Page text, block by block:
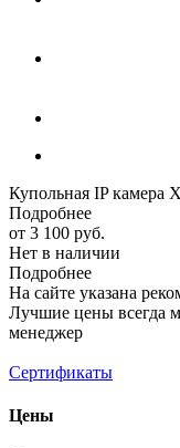
Купольная IP
Подробнее
от 3 100 руб.
Нет в наличии
Подробнее
На сайте указана
Лучшие цены всегда
менеджер
Сертификаты
Цены